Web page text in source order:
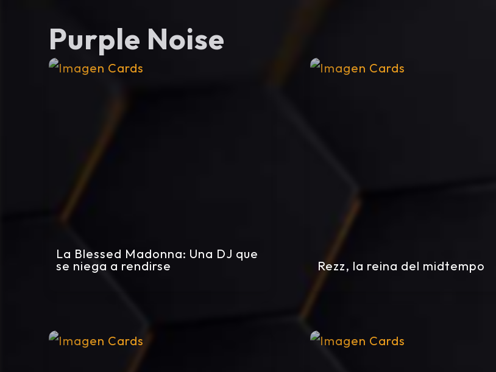
Purple Noise
La Blessed Madonna: Una DJ que
se niega a rendirse
Rezz, la reina del midtempo